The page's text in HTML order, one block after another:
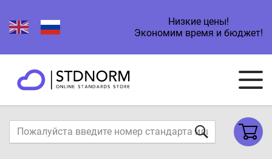
Низкие цены!
Экономим время и бюджет!